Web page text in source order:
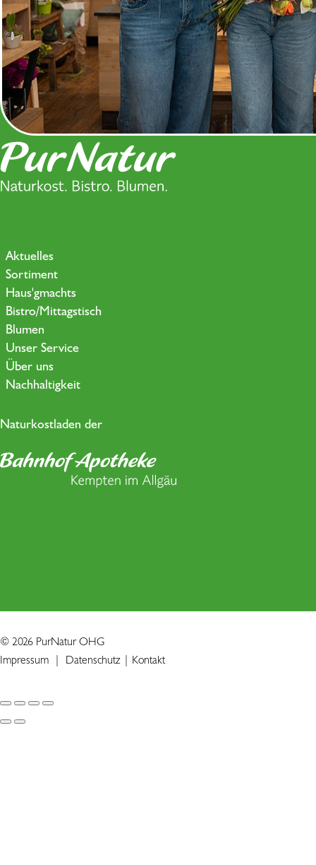
Aktuelles
Sortiment
Haus'gmachts
Bistro/Mittagstisch
Blumen
Unser Service
Über uns
Nachhaltigkeit
Naturkostladen der
© 2026 PurNatur OHG
Impressum | Datenschutz | Kontakt